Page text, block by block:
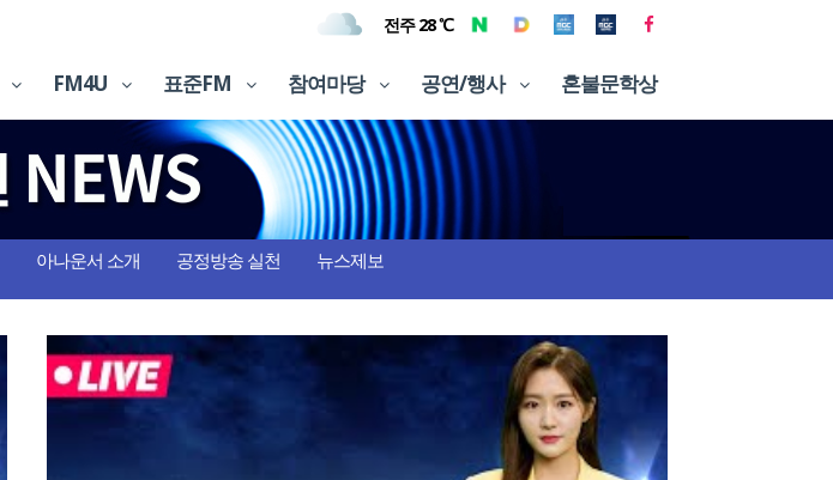
전주 28 ℃
FM4U 표준FM 참여마당 공연/행사 혼불문학상
아나운서 소개 공정방송 실천 뉴스제보